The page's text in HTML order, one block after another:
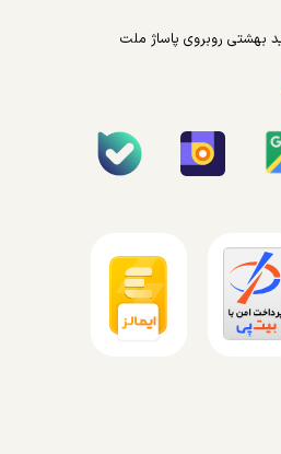
بهشتی روبروی پاساژ ملت